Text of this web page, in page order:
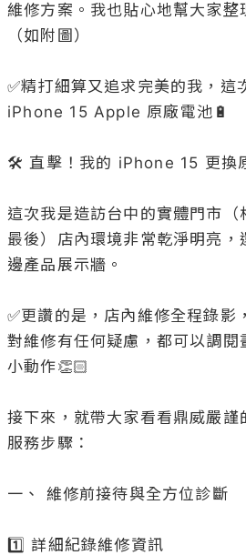
維修方案。我也貼心地幫大家整
（如附圖）
✅精打細算又追求完美的我，這
iPhone 15 Apple 原廠電池🔋
🛠️ 直擊！我的 iPhone 15 更換
這次我是造訪台中的實體門市（
最後）店內環境非常乾淨明亮，
邊產品展示牆。
✅更讚的是，店內維修全程錄影
對維修有任何疑慮，都可以調閱
小動作👏🏻
接下來，就帶大家看看鼎威嚴謹
服務步驟：
一、 維修前接待與全方位診斷
1️⃣ 詳細紀錄維修資訊